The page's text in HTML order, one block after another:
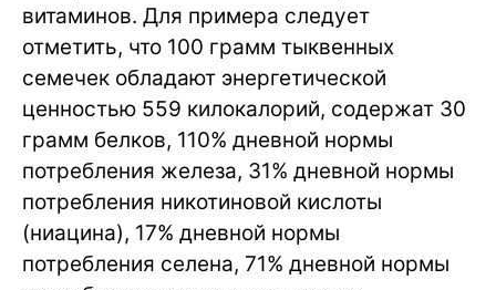
витаминов. Для примера следует
отметить, что 100 грамм тыквенных
семечек обладают энергетической
ценностью 559 килокалорий, содержат 30
грамм белков, 110% дневной нормы
потребления железа, 31% дневной нормы
потребления никотиновой кислоты
(ниацина), 17% дневной нормы
потребления селена, 71% дневной нормы